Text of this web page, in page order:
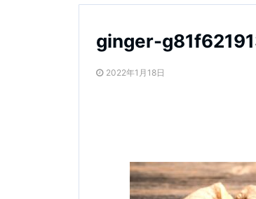
ginger-
2022年1月18日